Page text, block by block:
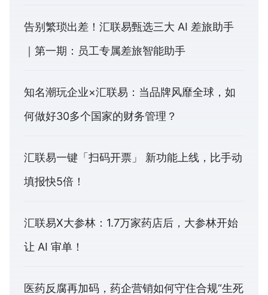
告别繁琐出差！汇联易甄选三大 AI 差旅助手
｜第一期：员工专属差旅智能助手
知名潮玩企业×汇联易：当品牌风靡全球，如
何做好30多个国家的财务管理？
汇联易一键「扫码开票」 新功能上线，比手动
填报快5倍！
汇联易X大参林：1.7万家药店后，大参林开始
让 AI 审单！
医药反腐再加码，药企营销如何守住合规“生死